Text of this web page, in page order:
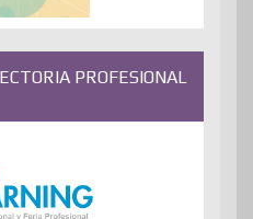
PROFESIONAL